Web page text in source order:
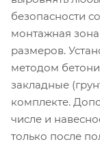
безопасности
монтажная
размеров.
методом
закладные
комплекте.
числе и
только после